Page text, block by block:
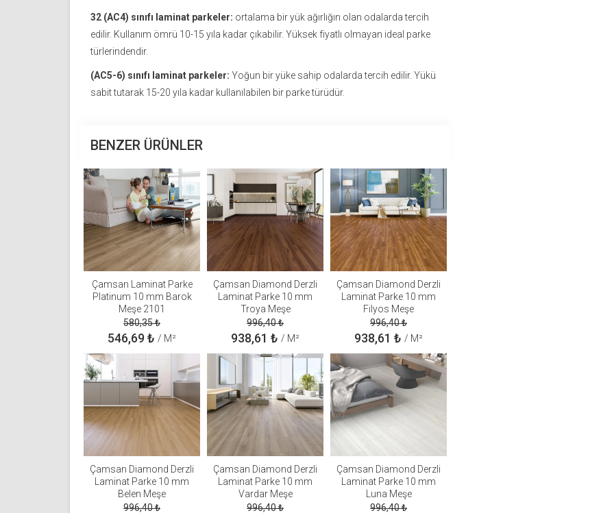
32 (AC4) sınıfı laminat parkeler: ortalama bir yük ağırlığın olan odalarda tercih
edilir. Kullanım ömrü 10-15 yıla kadar çıkabilir. Yüksek fiyatlı olmayan ideal parke
türlerindendir.
(AC5-6) sınıfı laminat parkeler: Yoğun bir yüke sahip odalarda tercih edilir. Yükü
sabit tutarak 15-20 yıla kadar kullanılabilen bir parke türüdür.
BENZER ÜRÜNLER
Çamsan Laminat Parke
Platinum 10 mm Barok
Meşe 2101
580,35₺
546,69₺ / M²
Çamsan Diamond Derzli
Laminat Parke 10 mm
Troya Meşe
996,40₺
938,61 ₺ / M²
Çamsan Diamond Derzli
Laminat Parke 10 mm
Filyos Meşe
996,40₺
938,61 ₺ / M²
Çamsan Diamond Derzli
Laminat Parke 10 mm
Belen Meşe
996,40₺
Çamsan Diamond Derzli
Laminat Parke 10 mm
Vardar Meşe
996,40₺
Çamsan Diamond Derzli
Laminat Parke 10 mm
Luna Meşe
996,40₺